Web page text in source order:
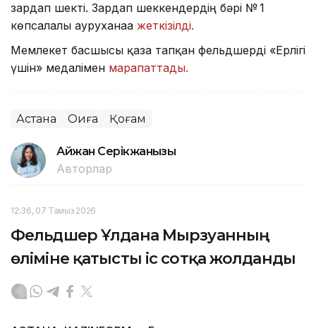
зардап шекті. Зардап шеккендердің бәрі № 1
көпсалалы ауруханаға жеткізілді.
Мемлекет басшысы қаза тапқан фельдшерді «Ерлігі
үшін» медалімен марапаттады.
Астана Оқиға Қоғам
Айжан Серікжанқызы
Авторлар
12:36, 07 Тамыз 2026
Фельдшер Ұлдана Мырзуанның
өліміне қатысты іс сотқа жолданды